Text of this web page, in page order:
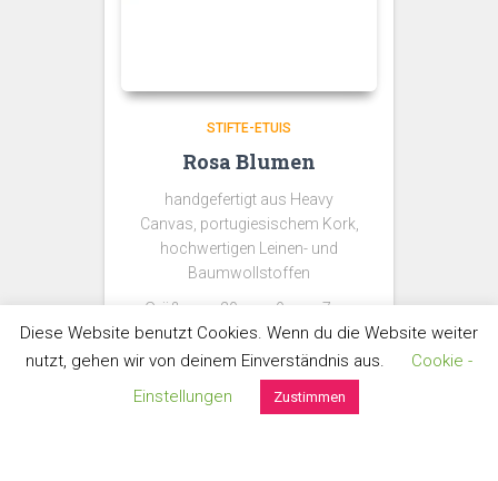
STIFTE-ETUIS
Rosa Blumen
handgefertigt aus Heavy
Canvas, portugiesischem Kork,
hochwertigen Leinen- und
Baumwollstoffen
Größe: ca. 20cm x 9cm x 7cm
€28,00
Umsatzsteuerbefreit gem. §6 Abs. 1 Z 27 UStG
Versand
Diese Website benutzt Cookies. Wenn du die Website weiter
nutzt, gehen wir von deinem Einverständnis aus.
Cookie -
Einstellungen
Zustimmen